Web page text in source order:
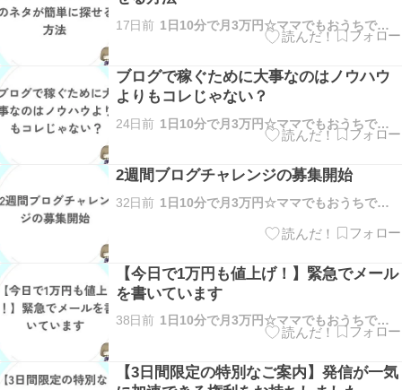
17日前 1日10分で月3万円☆ママでもおうちで稼げる方法を解説
ブログで稼ぐために大事なのはノウハウ
よりもコレじゃない？
24日前 1日10分で月3万円☆ママでもおうちで稼げる方法を解説
2週間ブログチャレンジの募集開始
32日前 1日10分で月3万円☆ママでもおうちで稼げる方法を解説
【今日で1万円も値上げ！】緊急でメール
を書いています
38日前 1日10分で月3万円☆ママでもおうちで稼げる方法を解説
【3日間限定の特別なご案内】発信が一気